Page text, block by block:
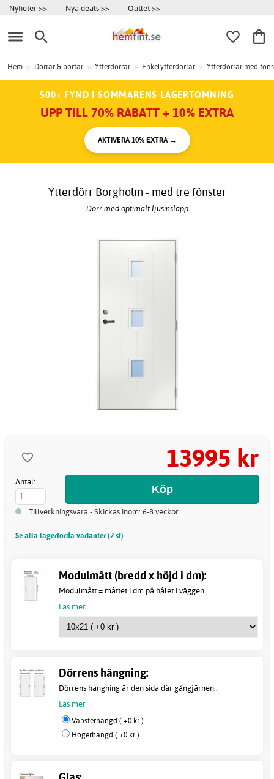
Nyheter >> Nya deals >> Outlet >>
Hem > Dörrar & portar > Ytterdörrar > Enkelytterdörrar > Ytterdörrar med
500+ FYND I SOMMARENS LAGERTÖMNING
UPP TILL 70% RABATT + 10% EXTRA
AKTIVERA 10% EXTRA →
Ytterdörr Borgholm - med tre fönster
Dörr med optimalt ljusinsläpp
13995 kr
Antal:
Tillverkningsvara - Skickas inom: 6-8 veckor
Se alla lagerförda varianter (2 st)
Modulmått (bredd x höjd i dm):
Modulmått = måttet i dm på hålet i väggen...
Läs mer
Dörrens hängning:
Dörrens hängning är den sida där gångjärnen..
Läs mer
Vänsterhängd ( +0 kr )
Högerhängd ( +0 kr )